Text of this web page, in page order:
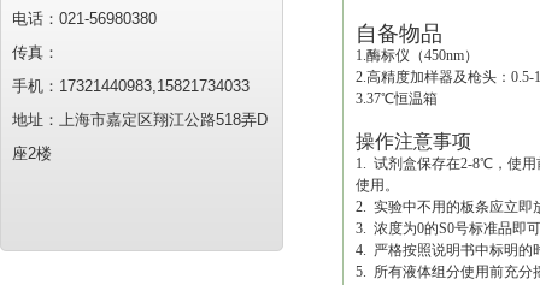
电话：021-56980380
传真：
手机：17321440983,15821734033
地址：上海市嘉定区翔江公路518弄D
座2楼
自备物品
1.酶标仪（450nm）
2.高精度加样器及枪头：0.5-
3.37℃恒温箱
操作注意事项
1. 试剂盒保存在2-8℃，使用
使用。
2. 实验中不用的板条应立即
3. 浓度为0的S0号标准品即
4. 严格按照说明书中标明的
5. 所有液体组分使用前充分